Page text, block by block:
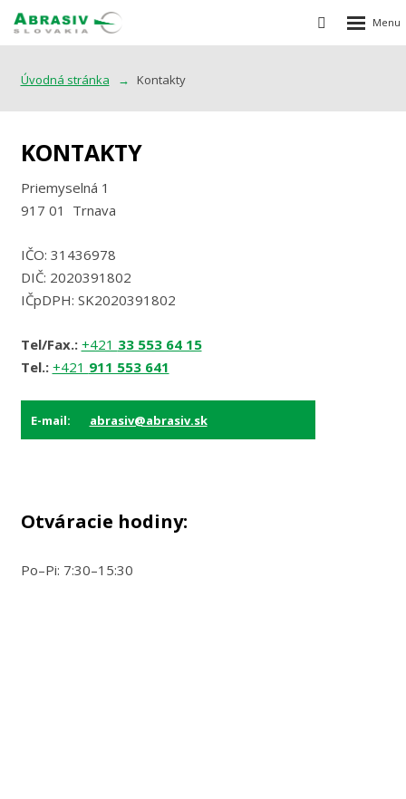
Vyhledávání
Rozbalení
menu
Úvodná stránka Kontakty
KONTAKTY
Priemyselná 1
917 01 Trnava
IČO: 31436978
DIČ: 2020391802
IČpDPH: SK2020391802
Tel/Fax.: +421 33 553 64 15
Tel.: +421 911 553 641
E-mail: abrasiv@abrasiv.sk
Otváracie hodiny:
Po–Pi: 7:30–15:30